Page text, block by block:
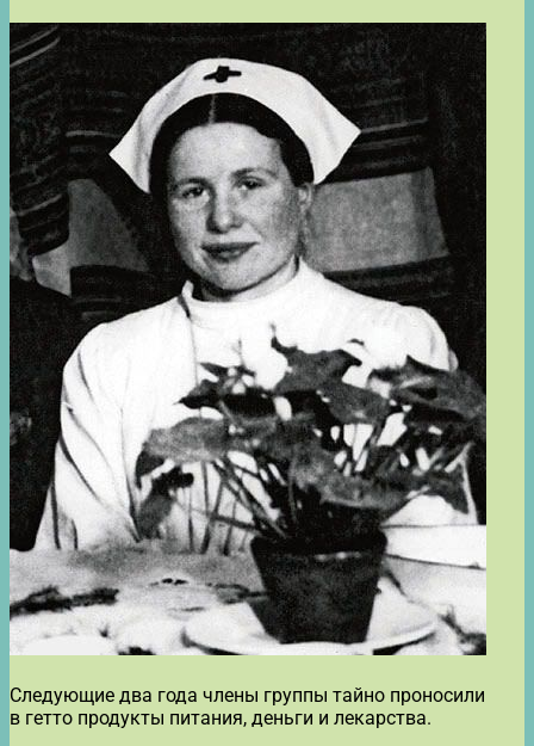
Следующие два года члены группы тайно проносили
в гетто продукты питания, деньги и лекарства.